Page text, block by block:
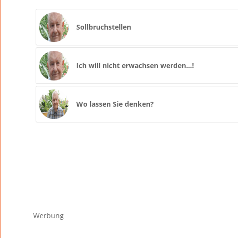
Sollbruchstellen
Ich will nicht erwachsen werden…!
Wo lassen Sie denken?
Werbung